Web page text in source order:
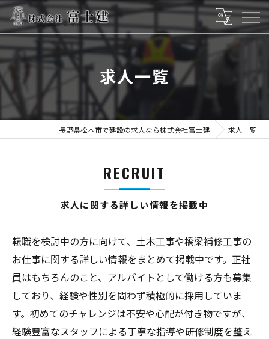
求人一覧
長野県松本市で建設の求人なら株式会社富士建 求人一覧
RECRUIT
求人に関する詳しい情報を掲載中
転職を検討中の方に向けて、土木工事や橋梁補修工事の
お仕事に関する詳しい情報をまとめて掲載中です。正社
員はもちろんのこと、アルバイトとして働ける方も募集
しており、経験や性別を問わず積極的に採用していま
す。初めてのチャレンジは不安や心配が付き物ですが、
経験豊富なスタッフによる丁寧な指導や研修制度を整え